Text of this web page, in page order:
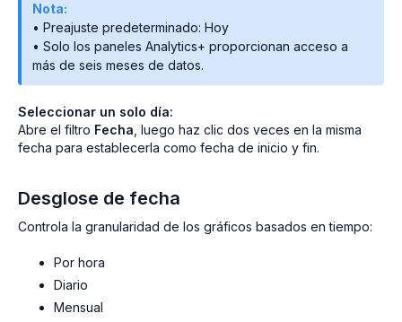
Nota:
• Preajuste predeterminado: Hoy
• Solo los paneles Analytics+ proporcionan acceso a
más de seis meses de datos.
Seleccionar un solo día:
Abre el filtro Fecha , luego haz clic dos veces en la misma
fecha para establecerla como fecha de inicio y fin.
Desglose de fecha
Controla la granularidad de los gráficos basados en tiempo:
Por hora
Diario
Mensual